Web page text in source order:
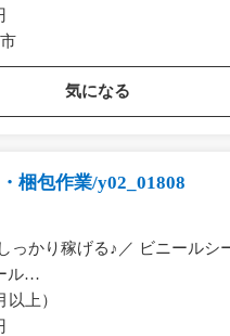
気になる
梱包作業/y02_01808
っかり稼げる♪／ ビニールシ
ル…
上）